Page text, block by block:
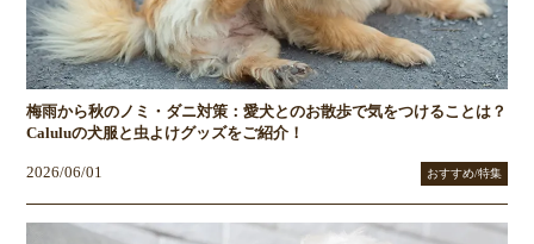
梅雨から秋のノミ・ダニ対策：愛犬とのお散歩で気をつけることは？
Caluluの犬服と虫よけグッズをご紹介！
2026/06/01 おすすめ/特集